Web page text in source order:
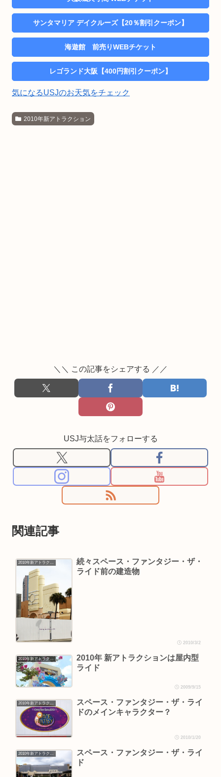
サンタマリア デイクルーズ【20％割引クーポン】
海遊館 前売りWEBチケット
レゴランド大阪【400円割引クーポン】
気になるUSJのお天気をチェック
2010年新アトラクション
＼＼ この記事をシェアする ／／
USJ与太話をフォローする
関連記事
続々スペース・ファンタジー・ザ・
ライド前の建造物
2010/3/2
2010年新アトラクション
2010年 新アトラクションは屋内型
ライド
2009/9/15
2010年新アトラクション
スペース・ファンタジー・ザ・ライ
ドのメインキャラクター？
2010/1/20
2010年新アトラクション
スペース・ファンタジー・ザ・ライ
ド